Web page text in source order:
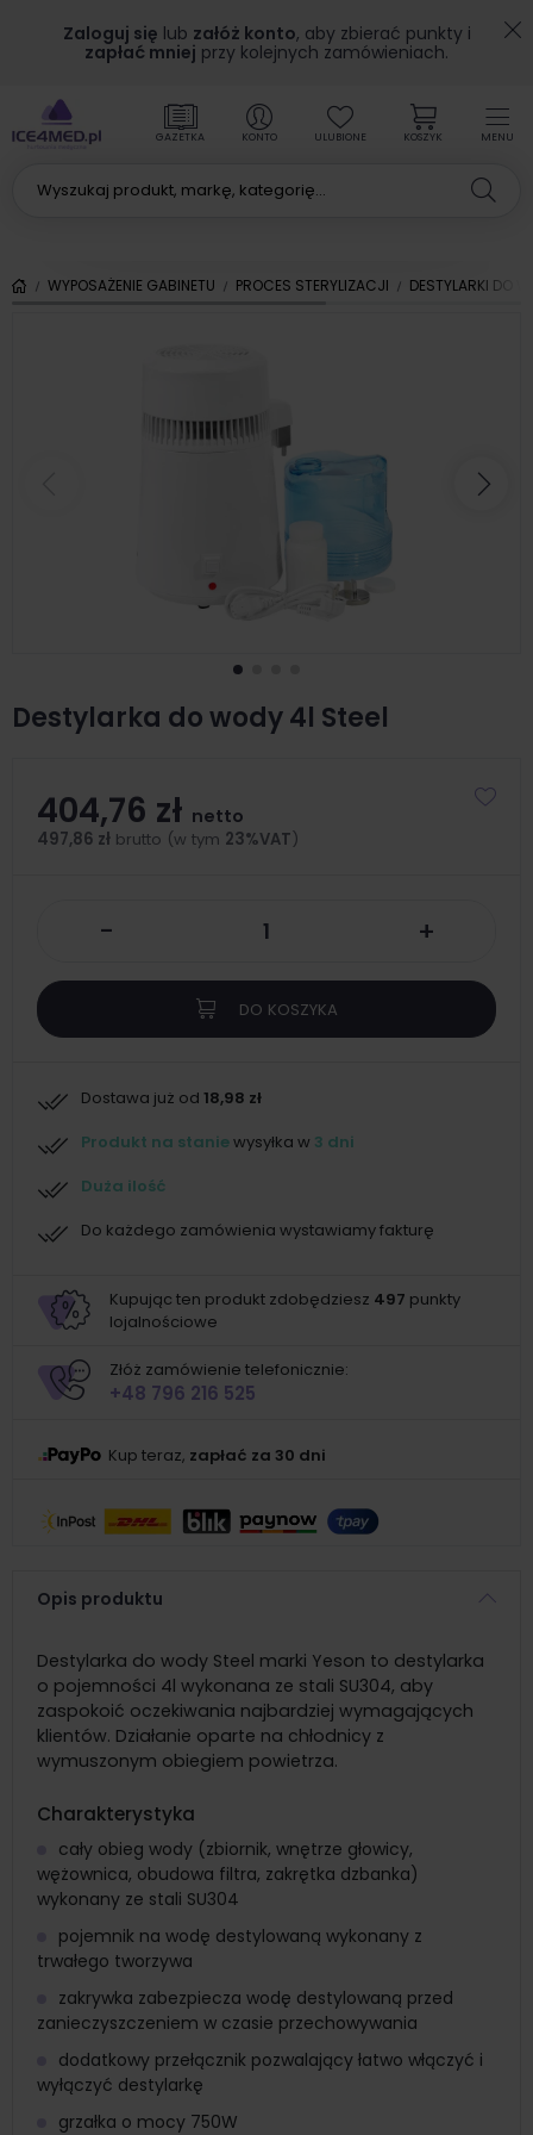
Zaloguj się lub załóż konto, aby zbierać punkty i
zapłać mniej przy kolejnych zamówieniach.
MENU
GAZETKA KONTO ULUBIONE KOSZYK
WYPOSAŻENIE GABINETU PROCES STERYLIZACJI DESTYLARKI DO
Destylarka do wody 4l Steel
404,76 zł netto
497,86 zł brutto (w tym 23%VAT)
- +
DO KOSZYKA
Dostawa już od 18,98 zł
Produkt na staniewysyłka w 3 dni
Duża ilość
Do każdego zamówienia wystawiamy fakturę
Kupując ten produkt zdobędziesz 497 punkty
lojalnościowe
Złóż zamówienie telefonicznie:
+48 796 216 525
Kup teraz, zapłać za 30 dni
Opis produktu
Destylarka do wody Steel marki Yeson to destylarka
o pojemności 4l wykonana ze stali SU304, aby
zaspokoić oczekiwania najbardziej wymagających
klientów. Działanie oparte na chłodnicy z
wymuszonym obiegiem powietrza.
Charakterystyka
cały obieg wody (zbiornik, wnętrze głowicy,
wężownica, obudowa filtra, zakrętka dzbanka)
wykonany ze stali SU304
pojemnik na wodę destylowaną wykonany z
trwałego tworzywa
zakrywka zabezpiecza wodę destylowaną przed
zanieczyszczeniem w czasie przechowywania
dodatkowy przełącznik pozwalający łatwo włączyć i
wyłączyć destylarkę
grzałka o mocy 750W